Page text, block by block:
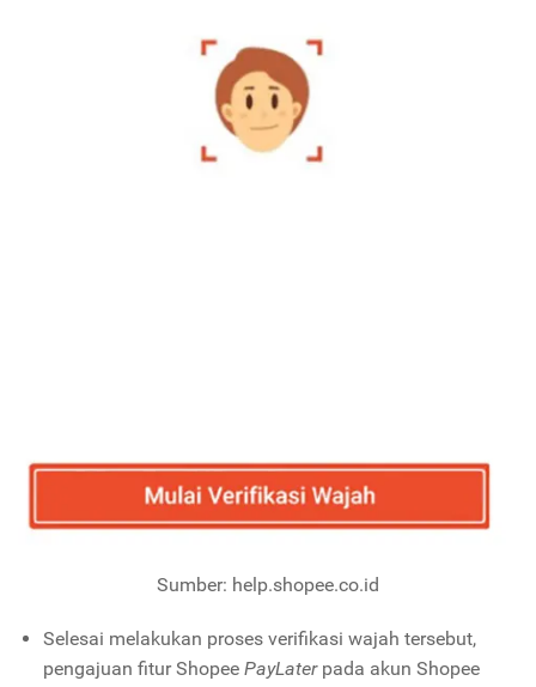
Sumber: help.shopee.co.id
Selesai melakukan proses verifikasi wajah tersebut,
pengajuan fitur Shopee PayLater pada akun Shopee